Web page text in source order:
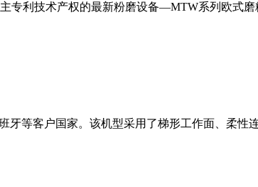
专利技术产权的最新粉磨设备—MTW系列欧式
等客户国家。该机型采用了梯形工作面、柔性